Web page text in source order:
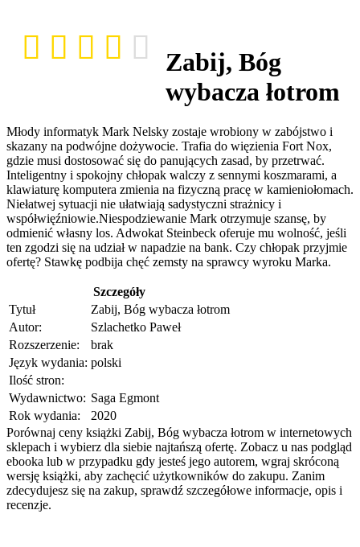
Zabij, Bóg
wybacza łotrom
Młody informatyk Mark Nelsky zostaje wrobiony w zabójstwo i
skazany na podwójne dożywocie. Trafia do więzienia Fort Nox,
gdzie musi dostosować się do panujących zasad, by przetrwać.
Inteligentny i spokojny chłopak walczy z sennymi koszmarami, a
klawiaturę komputera zmienia na fizyczną pracę w kamieniołomach.
Niełatwej sytuacji nie ułatwiają sadystyczni strażnicy i
współwięźniowie.Niespodziewanie Mark otrzymuje szansę, by
odmienić własny los. Adwokat Steinbeck oferuje mu wolność, jeśli
ten zgodzi się na udział w napadzie na bank. Czy chłopak przyjmie
ofertę? Stawkę podbija chęć zemsty na sprawcy wyroku Marka.
Szczegóły
Tytuł
Zabij, Bóg wybacza łotrom
Autor:
Szlachetko Paweł
Rozszerzenie:
brak
Język wydania: polski
Ilość stron:
Wydawnictwo: Saga Egmont
Rok wydania:
2020
Porównaj ceny książki Zabij, Bóg wybacza łotrom w internetowych
sklepach i wybierz dla siebie najtańszą ofertę. Zobacz u nas podgląd
ebooka lub w przypadku gdy jesteś jego autorem, wgraj skróconą
wersję książki, aby zachęcić użytkowników do zakupu. Zanim
zdecydujesz się na zakup, sprawdź szczegółowe informacje, opis i
recenzje.